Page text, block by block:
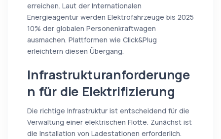
erreichen. Laut der Internationalen
Energieagentur werden Elektrofahrzeuge bis 2025
10% der globalen Personenkraftwagen
ausmachen. Plattformen wie Click&Plug
erleichtern diesen Übergang.
Infrastrukturanforderunge
n für die Elektrifizierung
Die richtige Infrastruktur ist entscheidend für die
Verwaltung einer elektrischen Flotte. Zunächst ist
die Installation von Ladestationen erforderlich.